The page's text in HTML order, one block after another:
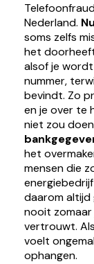
Nederland.
soms zelfs
het
alsof je
nummer,
bevindt. Zo
en je over te
niet zou
het
mensen die
daarom altijd
nooit zomaar
vertrouwt.
voelt
ophangen.